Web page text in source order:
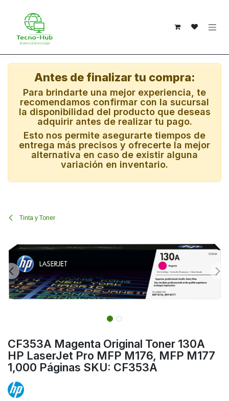
Antes de finalizar tu compra:
Para brindarte una mejor experiencia, te
recomendamos confirmar con la sucursal
la disponibilidad del producto que deseas
adquirir antes de realizar tu pago.
Esto nos permite asegurarte tiempos de
entrega más precisos y ofrecerte la mejor
alternativa en caso de existir alguna
variación en inventario.
Tinta y Toner
CF353A Magenta Original Toner 130A
HP LaserJet Pro MFP M176, MFP M177
1,000 Páginas SKU: CF353A